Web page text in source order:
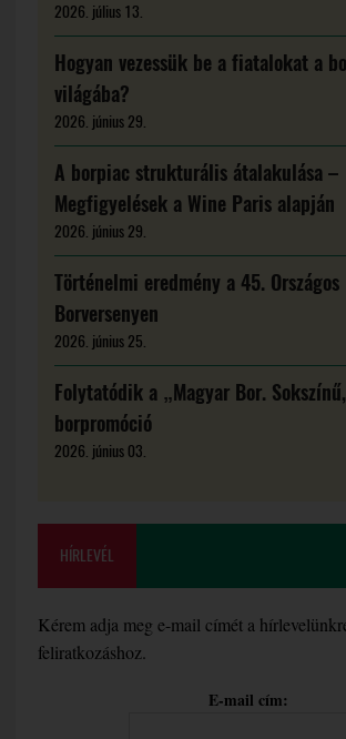
2026. július 13.
Hogyan vezessük be a fiatalokat a
világába?
2026. június 29.
A borpiac strukturális átalakulása –
Megfigyelések a Wine Paris alapján
2026. június 29.
Történelmi eredmény a 45. Országos
Borversenyen
2026. június 25.
Folytatódik a „Magyar Bor.
borpromóció
2026. június 03.
HÍRLEVÉL
Kérem adja meg e-mail címét a
feliratkozáshoz.
E-mail cím: